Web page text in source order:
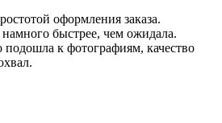
оформления заказа.
быстрее, чем ожидала.
подошла к фотографиям, качество